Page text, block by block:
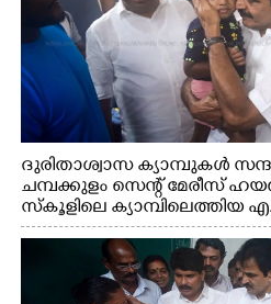
ദുരിതാശ്വാസ ക്യാമ്പുകൾ
ചമ്പക്കുളം സെന്റ് മേരീസ്
സ്കൂളിലെ
സെക്രട്ടറി കെ.സി
എടുത്ത് ലാളിച്ചപ്പോൾ.
വകുപ്പ് മന്ത്രി എം. ലിജു,
റെജി ചെറിയാൻ എം. എൽ. എ